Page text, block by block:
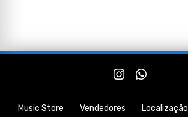
Music Store Vendedores Localização